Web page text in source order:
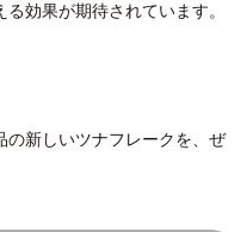
効果が期待されています。
の新しいツナフレークを、ぜ